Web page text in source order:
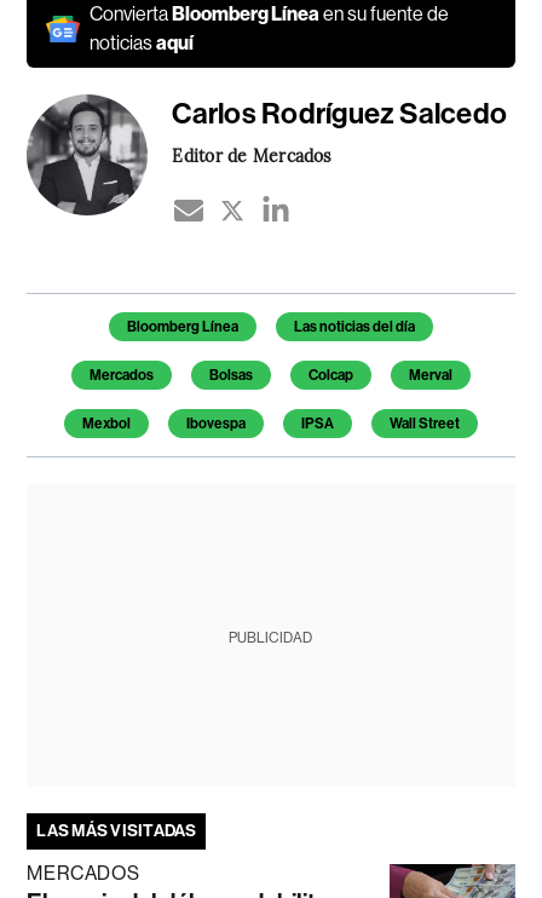
ConviertaBloomberg Líneaen su fuente de
noticiasaquí
Carlos Rodríguez Salcedo
Editor de Mercados
Temas de este artículo
Bloomberg Línea Las noticias del día
Mercados Bolsas Colcap Merval
Mexbol Ibovespa IPSA Wall Street
PUBLICIDAD
LAS MÁS VISITADAS
MERCADOS